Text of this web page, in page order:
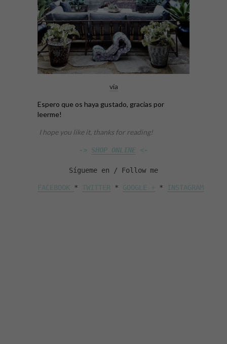
vía
Espero que os haya gustado, gracias por
leerme!
I hope you like it, thanks for reading!
-> SHOP ONLINE <-
Sígueme en / Follow me
FACEBOOK * TWITTER * GOOGLE + * INSTAGRAM